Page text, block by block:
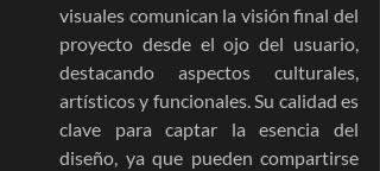
visuales comunican la visión final del
proyecto desde el ojo del usuario,
destacando aspectos culturales,
artísticos y funcionales. Su calidad es
clave para captar la esencia del
diseño, ya que pueden compartirse